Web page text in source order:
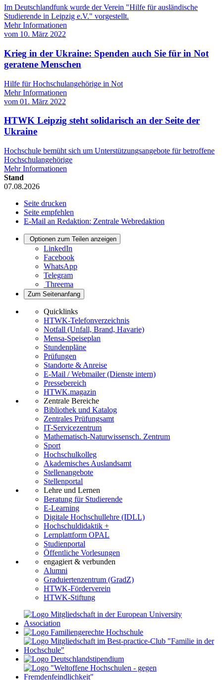
Im Deutschlandfunk wurde der Verein "Hilfe für ausländische
Studierende in Leipzig e.V." vorgestellt.
Mehr Informationen
vom 10. März 2022
Krieg in der Ukraine: Spenden auch Sie für in Not
geratene Menschen
Hilfe für Hochschulangehörige in Not
Mehr Informationen
vom 01. März 2022
HTWK Leipzig steht solidarisch an der Seite der
Ukraine
Hochschule bemüht sich um Unterstützungsangebote für betroffene
Hochschulangehörige
Mehr Informationen
Stand
07.08.2026
Seite drucken
Seite empfehlen
E-Mail an Redaktion: Zentrale Webredaktion
Optionen zum Teilen anzeigen
LinkedIn
Facebook
WhatsApp
Telegram
Threema
Zum Seitenanfang
Quicklinks
HTWK-Telefonverzeichnis
Notfall (Unfall, Brand, Havarie)
Mensa-Speiseplan
Stundenpläne
Prüfungen
Standorte & Anreise
E-Mail / Webmailer (Dienste intern)
Pressebereich
HTWK.magazin
Zentrale Bereiche
Bibliothek und Katalog
Zentrales Prüfungsamt
IT-Servicezentrum
Mathematisch-Naturwissensch. Zentrum
Sport
Hochschulkolleg
Akademisches Auslandsamt
Stellenangebote
Stellenportal
Lehre und Lernen
Beratung für Studierende
E-Learning
Digitale Hochschullehre (IDLL)
Hochschuldidaktik +
Lernplattform OPAL
Studienportal
Öffentliche Vorlesungen
engagiert & verbunden
Alumni
Graduiertenzentrum (GradZ)
HTWK-Förderverein
HTWK-Stiftung